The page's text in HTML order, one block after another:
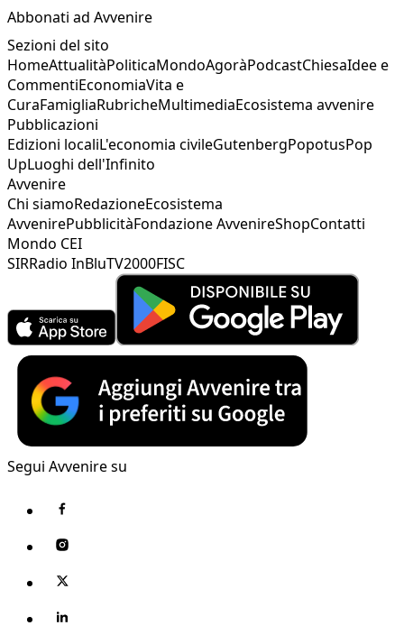
Abbonati ad Avvenire
Sezioni del sito
HomeAttualitàPoliticaMondoAgoràPodcastChiesaIdee e
CommentiEconomiaVita e
CuraFamigliaRubricheMultimediaEcosistema avvenire
Pubblicazioni
Edizioni localiL'economia civileGutenbergPopotusPop
UpLuoghi dell'Infinito
Avvenire
Chi siamoRedazioneEcosistema
AvvenirePubblicitàFondazione AvvenireShopContatti
Mondo CEI
SIRRadio InBluTV2000FISC
Segui Avvenire su